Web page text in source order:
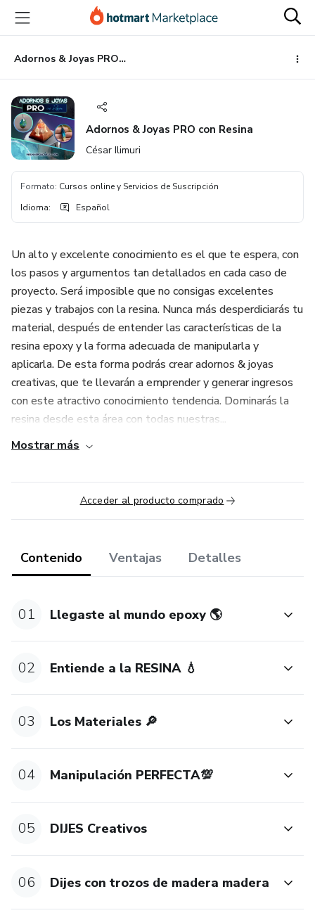
principal
página
de
página
Adornos & Joyas PRO con Resina
Adornos & Joyas PRO con Resina
César Ilimuri
Formato: Cursos online y Servicios de Suscripción
Idioma: Español
Un alto y excelente conocimiento es el que te espera, con
los pasos y argumentos tan detallados en cada caso de
proyecto. Será imposible que no consigas excelentes
piezas y trabajos con la resina. Nunca más desperdiciarás tu
material, después de entender las características de la
resina epoxy y la forma adecuada de manipularla y
aplicarla. De esta forma podrás crear adornos & joyas
creativas, que te llevarán a emprender y generar ingresos
con este atractivo conocimiento tendencia. Dominarás la
resina desde esta área con todas nuestras...
Mostrar más
Acceder al producto comprado
Contenido Ventajas Detalles
01 Llegaste al mundo epoxy 🌎
02 Entiende a la RESINA 💧
03 Los Materiales 🔎
04 Manipulación PERFECTA💯
05 DIJES Creativos
06 Dijes con trozos de madera madera